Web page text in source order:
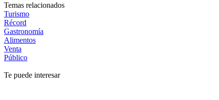
Temas relacionados
Turismo
Récord
Gastronomía
Alimentos
Venta
Público
Te puede interesar